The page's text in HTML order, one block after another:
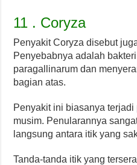
11 . Coryza
Penyakit Coryza disebut
Penyebabnya adalah
paragallinarum dan
bagian atas.
Penyakit ini biasanya
musim. Penularannya
langsung antara itik yang
Tanda-tanda itik yang